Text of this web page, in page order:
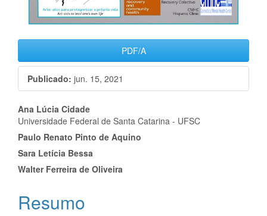
PDF/A
Publicado: jun. 15, 2021
Conteúdo
do
artigo
principal
Ana Lúcia Cidade
Universidade Federal de Santa Catarina - UFSC
Paulo Renato Pinto de Aquino
Sara Letícia Bessa
Walter Ferreira de Oliveira
Resumo